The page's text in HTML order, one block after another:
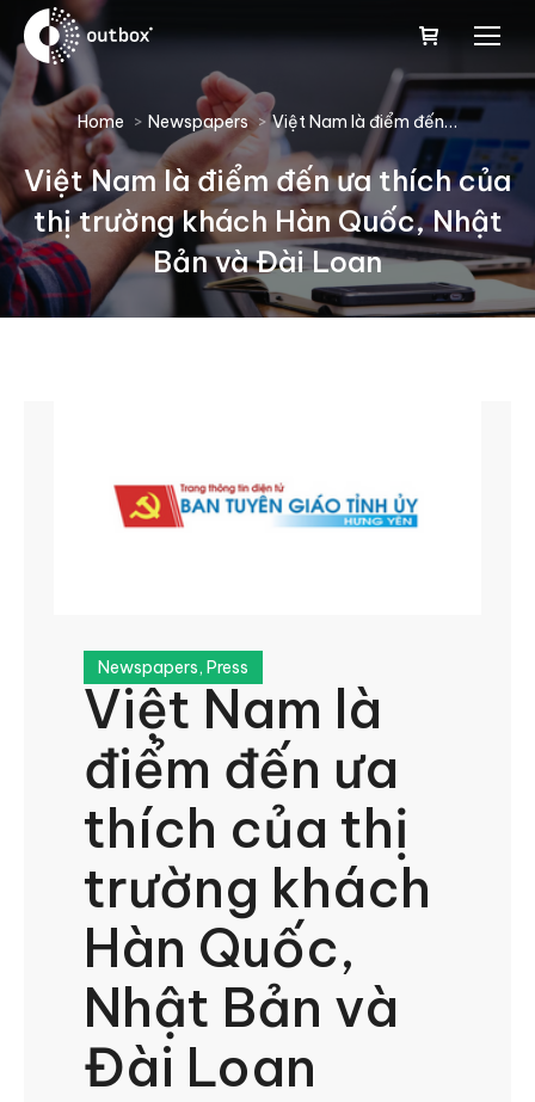
You are here:
Home Newspapers Việt Nam là điểm đến…
Việt Nam là điểm đến ưa thích của
thị trường khách Hàn Quốc, Nhật
Bản và Đài Loan
Newspapers, Press
Việt Nam là
điểm đến ưa
thích của thị
trường khách
Hàn Quốc,
Nhật Bản và
Đài Loan